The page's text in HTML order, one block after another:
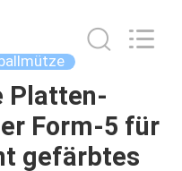
Platten-
Form-5 für
gefärbtes